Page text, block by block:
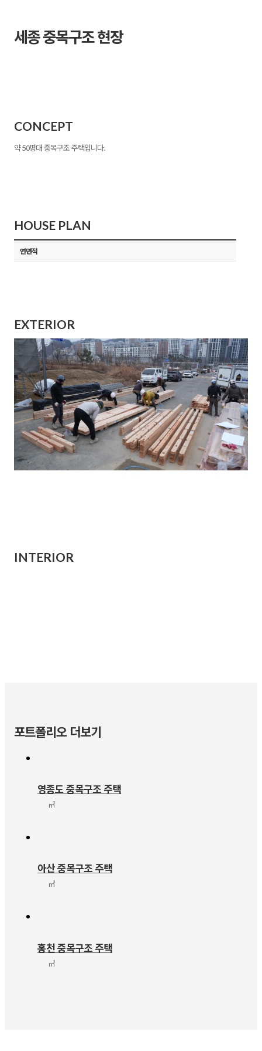
세종 중목구조 현장
CONCEPT
약 50평대 중목구조 주택입니다.
HOUSE PLAN
연면적
EXTERIOR
INTERIOR
포트폴리오 더보기
영종도 중목구조 주택
㎡
아산 중목구조 주택
㎡
홍천 중목구조 주택
㎡